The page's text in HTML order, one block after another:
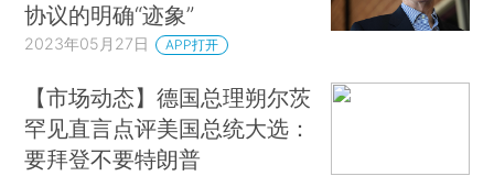
协议的明确“迹象”
2023年05月27日 APP打开
【市场动态】德国总理朔尔茨
罕见直言点评美国总统大选：
要拜登不要特朗普